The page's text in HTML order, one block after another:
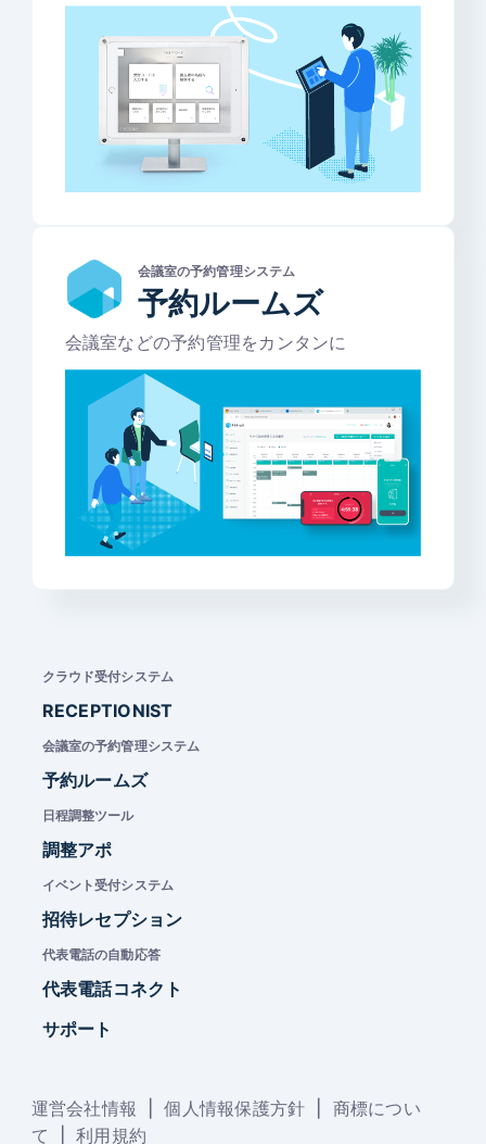
会議室の予約管理システム
予約ルームズ
会議室などの予約管理をカンタンに
クラウド受付システム
RECEPTIONIST
会議室の予約管理システム
予約ルームズ
日程調整ツール
調整アポ
イベント受付システム
招待レセプション
代表電話の自動応答
代表電話コネクト
サポート
運営会社情報 個人情報保護方針
商標につい
て
利用規約